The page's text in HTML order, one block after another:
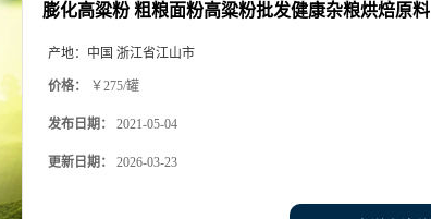
膨化高粱粉 粗粮面粉高粱粉批发健康杂粮烘焙原料
产地： 中国 浙江省江山市
价格： ￥275/罐
发布日期： 2021-05-04
更新日期： 2026-03-23